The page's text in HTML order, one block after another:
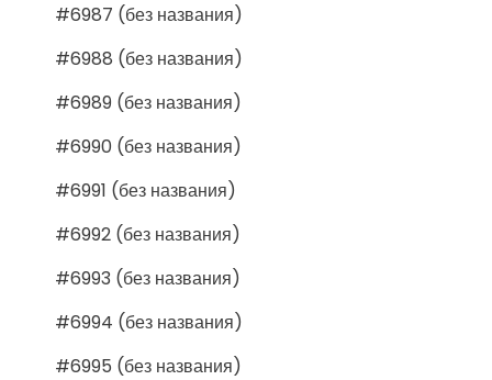
#6987 (без названия)
#6988 (без названия)
#6989 (без названия)
#6990 (без названия)
#6991 (без названия)
#6992 (без названия)
#6993 (без названия)
#6994 (без названия)
#6995 (без названия)